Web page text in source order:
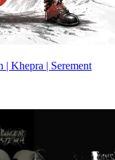
Khepra | Serement